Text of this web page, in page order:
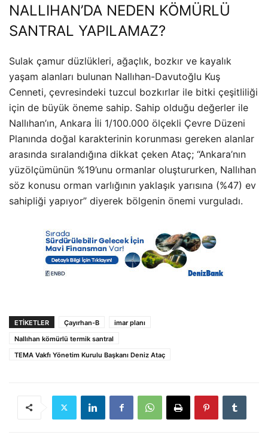
NALLIHAN’DA NEDEN KÖMÜRLÜ
SANTRAL YAPILAMAZ?
Sulak çamur düzlükleri, ağaçlık, bozkır ve kayalık
yaşam alanları bulunan Nallıhan-Davutoğlu Kuş
Cenneti, çevresindeki tuzcul bozkırlar ile bitki çeşitliliği
için de büyük öneme sahip. Sahip olduğu değerler ile
Nallıhan’ın, Ankara İli 1/100.000 ölçekli Çevre Düzeni
Planında doğal karakterinin korunması gereken alanlar
arasında sıralandığına dikkat çeken Ataç; “Ankara’nın
yüzölçümünün %19’unu ormanlar oluştururken, Nallıhan
söz konusu orman varlığının yaklaşık yarısına (%47) ev
sahipliği yapıyor” diyerek bölgenin önemi vurguladı.
ETIKETLER Çayırhan-B
imar planı
Nallıhan kömürlü termik santral
TEMA Vakfı Yönetim Kurulu Başkanı Deniz Ataç